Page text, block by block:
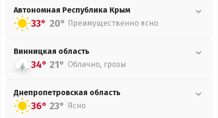
Автономная Республика Крым
33° 20° Преимущественно ясно
Винницкая область
34° 21° Облачно, грозы
Днепропетровская область
36° 23° Ясно